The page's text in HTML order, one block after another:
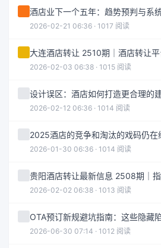
酒店业下一个五年：趋势预判与系
2026-02-21 06:36 · 1017 阅读
大连酒店转让 2510期｜酒店转让平
2026-02-03 06:38 · 1015 阅读
设计误区：酒店如何打造更合理的
2026-02-12 06:36 · 1014 阅读
2025酒店的竞争和淘汰的戏码仍在
2026-01-30 06:36 · 1014 阅读
贵阳酒店转让最新信息 2508期｜
2026-02-02 06:38 · 1013 阅读
OTA预订新规避坑指南：这些隐藏
2026-06-30 07:14 · 1012 阅读